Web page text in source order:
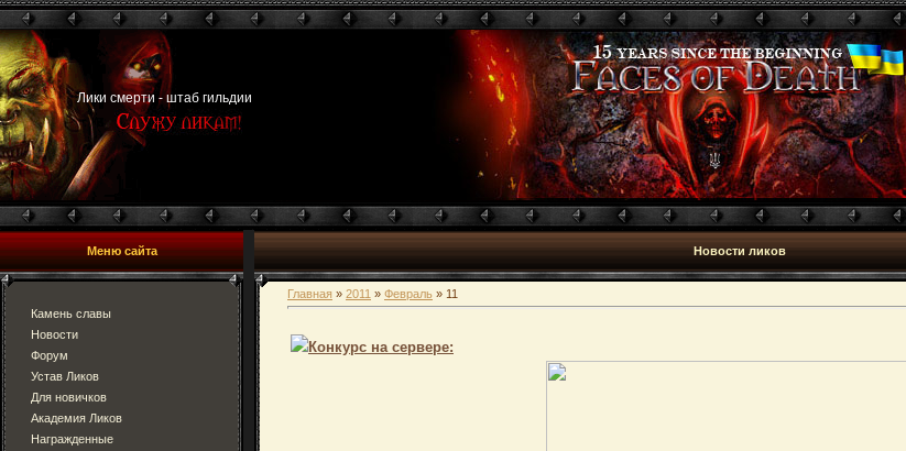
Лики смерти - штаб гильдии
Меню сайта
Камень славы
Новости
Форум
Устав Ликов
Для новичков
Академия Ликов
Награжденные
Новости ликов
Главная » 2011 » Февраль » 11
Конкурс на сервере: